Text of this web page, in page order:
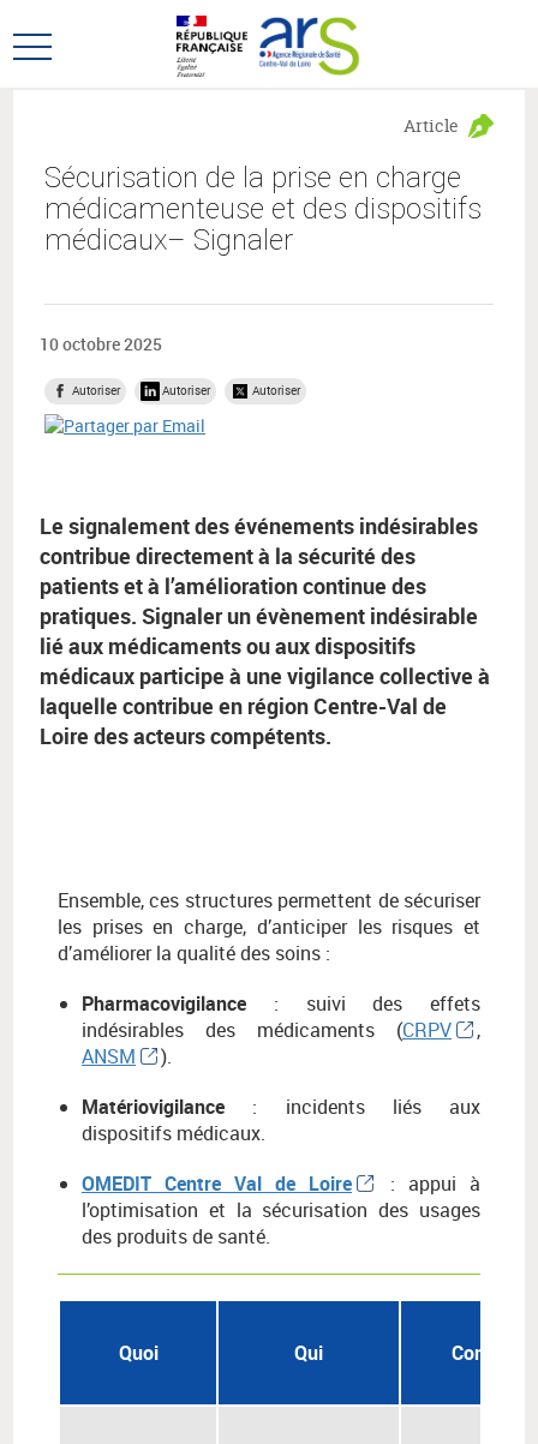
au
menu
au
contenu
Ouvrir
Sécurisation de la prise en charge
médicamenteuse et des dispositifs
médicaux– Signaler
Article
10 octobre 2025
Autoriser Autoriser Autoriser
Le signalement des événements indésirables
contribue directement à la sécurité des
patients et à l’amélioration continue des
pratiques. Signaler un évènement indésirable
lié aux médicaments ou aux dispositifs
médicaux participe à une vigilance collective à
laquelle contribue en région Centre-Val de
Loire des acteurs compétents.
Ensemble, ces structures permettent de sécuriser
les prises en charge, d’anticiper les risques et
d’améliorer la qualité des soins :
Pharmacovigilance : suivi des effets
indésirables des médicaments (CRPV
,
ANSM
).
Matériovigilance : incidents liés aux
dispositifs médicaux.
OMEDIT Centre Val de Loire
: appui à
l’optimisation et la sécurisation des usages
des produits de santé.
Quoi Qui Comment